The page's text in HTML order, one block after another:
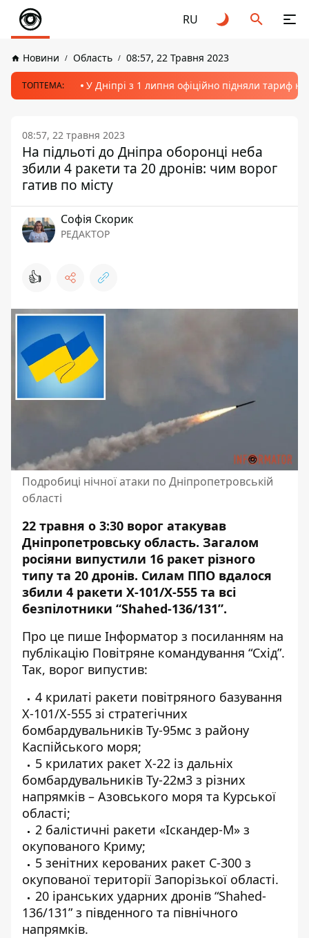
RU
Новини Область 08:57, 22 Травня 2023
ТОПТЕМА: У Дніпрі з 1 липня офіційно підняли тариф
08:57, 22 травня 2023
На підльоті до Дніпра оборонці неба
збили 4 ракети та 20 дронів: чим ворог
гатив по місту
Софія Скорик
РЕДАКТОР
👍
Подробиці нічної атаки по Дніпропетровській
області
22 травня о 3:30 ворог атакував
Дніпропетровську область. Загалом
росіяни випустили 16 ракет різного
типу та 20 дронів. Силам ППО вдалося
збили 4 ракети Х-101/Х-555 та всі
безпілотники “Shahed-136/131”.
Про це пише Інформатор з посиланням на
публікацію Повітряне командування “Схід”.
Так, ворог випустив:
4 крилаті ракети повітряного базування
Х-101/Х-555 зі стратегічних
бомбардувальників Ту-95мс з району
Каспійського моря;
5 крилатих ракет Х-22 із дальніх
бомбардувальників Ту-22м3 з різних
напрямків – Азовського моря та Курської
області;
2 балістичні ракети «Іскандер-М» з
окупованого Криму;
5 зенітних керованих ракет С-300 з
окупованої території Запорізької області.
20 іранських ударних дронів “Shahed-
136/131” з південного та північного
напрямків.